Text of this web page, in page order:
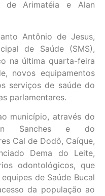
de Arimatéia e Alan
Antônio de Jesus,
de Saúde (SMS),
na última quarta-feira
novos equipamentos
serviços de saúde do
parlamentares.
município, através do
Sanches e do
Cal de Dodô, Caíque,
Dema do Leite,
odontológicos, que
de Saúde Bucal
da população ao